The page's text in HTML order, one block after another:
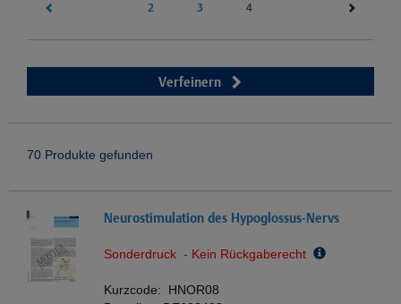
2 3 4(current)
Verfeinern
70 Produkte gefunden
Neurostimulation des Hypoglossus-Nervs
Sonderdruck - Kein Rückgaberecht
Kurzcode: HNOR08